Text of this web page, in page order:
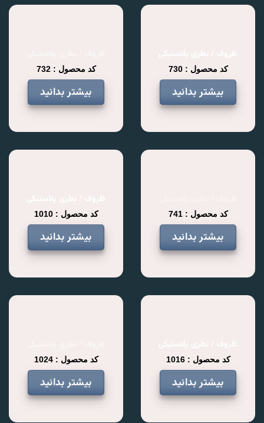
کد محصول : 730
بیشتر بدانید
کد محصول : 732
بیشتر بدانید
کد محصول : 741
بیشتر بدانید
کد محصول : 1010
بیشتر بدانید
کد محصول : 1016
بیشتر بدانید
کد محصول : 1024
بیشتر بدانید